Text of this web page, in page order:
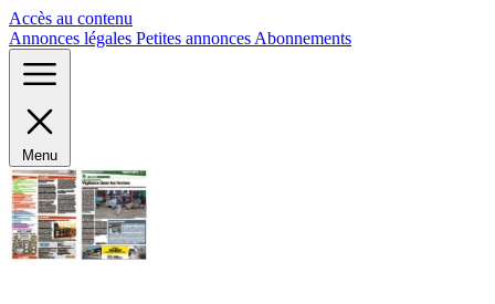
Accès au contenu
Annonces légales Petites annonces Abonnements
Menu
Panneau de gestion des cookies